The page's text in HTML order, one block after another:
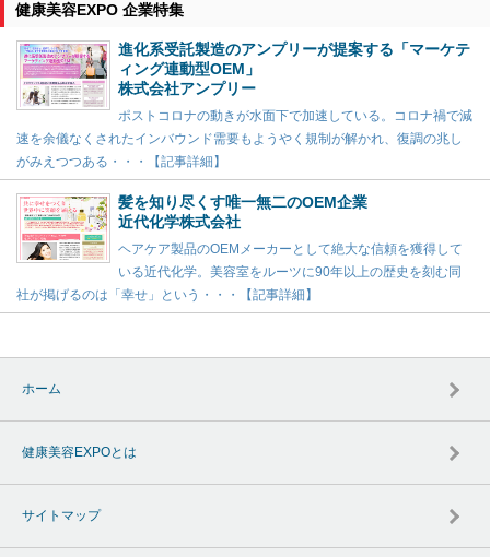
健康美容EXPO 企業特集
進化系受託製造のアンプリーが提案する「マーケテ
ィング連動型OEM」
株式会社アンプリー
ポストコロナの動きが水面下で加速している。コロナ禍で減
速を余儀なくされたインバウンド需要もようやく規制が解かれ、復調の兆し
がみえつつある・・・【記事詳細】
髪を知り尽くす唯一無二のOEM企業
近代化学株式会社
ヘアケア製品のOEMメーカーとして絶大な信頼を獲得して
いる近代化学。美容室をルーツに90年以上の歴史を刻む同
社が掲げるのは「幸せ」という・・・【記事詳細】
ホーム
健康美容EXPOとは
サイトマップ